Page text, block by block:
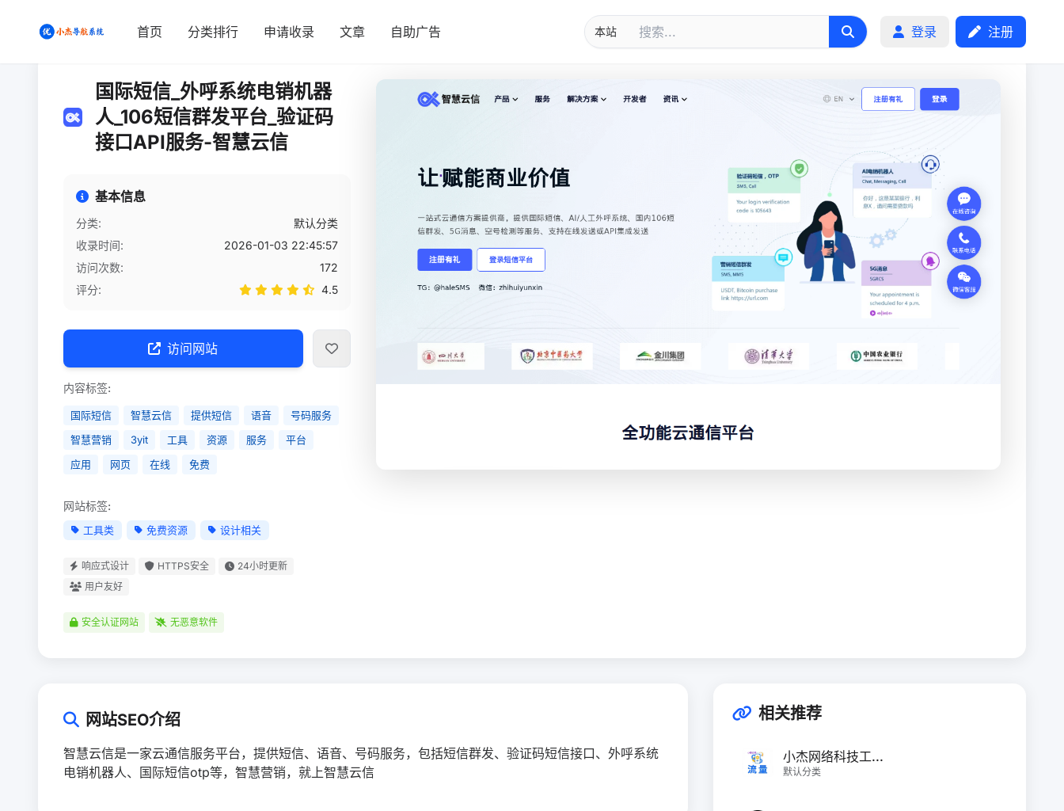
首页 分类排行 申请收录 文章 自助广告 登录 注册
首页 / 网站详情
国际短信_外呼系统电销机器
人_106短信群发平台_验证码
接口API服务-智慧云信
基本信息
分类:
默认分类
收录时间:
2026-01-03 22:45:57
访问次数:
172
评分:
4.5
访问网站
内容标签:
国际短信 智慧云信 提供短信 语音
号码服务
智慧营销
3yit 工具 资源 服务
平台
应用
网页 在线 免费
网站标签:
工具类 免费资源 设计相关
响应式设计 HTTPS安全
24小时更新
用户友好
安全认证网站 无恶意软件
网站SEO介绍
智慧云信是一家云通信服务平台，提供短信、语音、号码服务，包括短信群发、验证码短信接口、外呼系统
电销机器人、国际短信otp等，智慧营销，就上智慧云信
相关推荐
小杰网络科技工...
默认分类